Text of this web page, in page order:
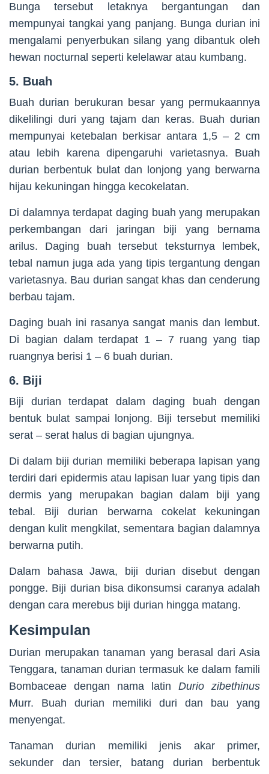
Bunga tersebut letaknya bergantungan dan
mempunyai tangkai yang panjang. Bunga durian ini
mengalami penyerbukan silang yang dibantuk oleh
hewan nocturnal seperti kelelawar atau kumbang.
5. Buah
Buah durian berukuran besar yang permukaannya
dikelilingi duri yang tajam dan keras. Buah durian
mempunyai ketebalan berkisar antara 1,5 – 2 cm
atau lebih karena dipengaruhi varietasnya. Buah
durian berbentuk bulat dan lonjong yang berwarna
hijau kekuningan hingga kecokelatan.
Di dalamnya terdapat daging buah yang merupakan
perkembangan dari jaringan biji yang bernama
arilus. Daging buah tersebut teksturnya lembek,
tebal namun juga ada yang tipis tergantung dengan
varietasnya. Bau durian sangat khas dan cenderung
berbau tajam.
Daging buah ini rasanya sangat manis dan lembut.
Di bagian dalam terdapat 1 – 7 ruang yang tiap
ruangnya berisi 1 – 6 buah durian.
6. Biji
Biji durian terdapat dalam daging buah dengan
bentuk bulat sampai lonjong. Biji tersebut memiliki
serat – serat halus di bagian ujungnya.
Di dalam biji durian memiliki beberapa lapisan yang
terdiri dari epidermis atau lapisan luar yang tipis dan
dermis yang merupakan bagian dalam biji yang
tebal. Biji durian berwarna cokelat kekuningan
dengan kulit mengkilat, sementara bagian dalamnya
berwarna putih.
Dalam bahasa Jawa, biji durian disebut dengan
pongge. Biji durian bisa dikonsumsi caranya adalah
dengan cara merebus biji durian hingga matang.
Kesimpulan
Durian merupakan tanaman yang berasal dari Asia
Tenggara, tanaman durian termasuk ke dalam famili
Bombaceae dengan nama latin Durio zibethinus
Murr. Buah durian memiliki duri dan bau yang
menyengat.
Tanaman durian memiliki jenis akar primer,
sekunder dan tersier, batang durian berbentuk